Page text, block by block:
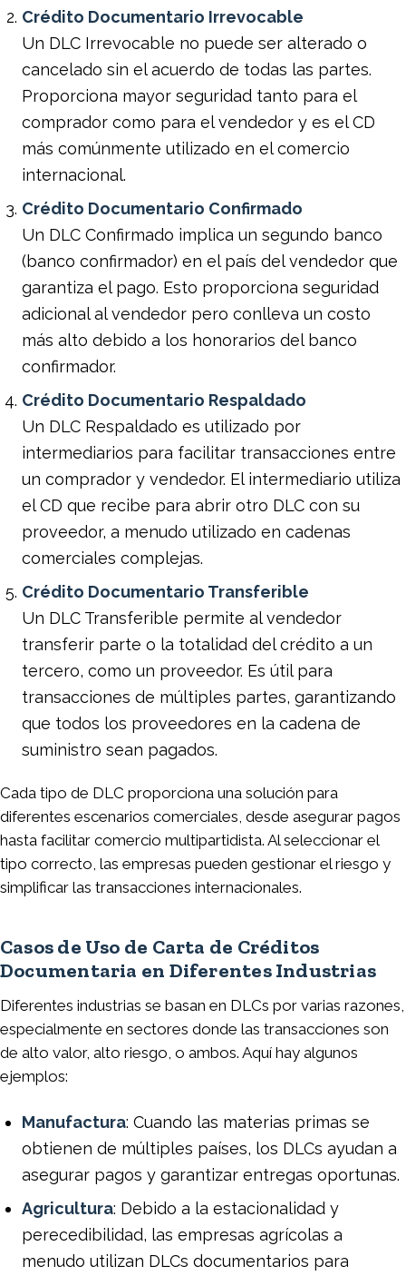
Crédito Documentario Irrevocable
Un DLC Irrevocable no puede ser alterado o
cancelado sin el acuerdo de todas las partes.
Proporciona mayor seguridad tanto para el
comprador como para el vendedor y es el CD
más comúnmente utilizado en el comercio
internacional.
Crédito Documentario Confirmado
Un DLC Confirmado implica un segundo banco
(banco confirmador) en el país del vendedor que
garantiza el pago. Esto proporciona seguridad
adicional al vendedor pero conlleva un costo
más alto debido a los honorarios del banco
confirmador.
Crédito Documentario Respaldado
Un DLC Respaldado es utilizado por
intermediarios para facilitar transacciones entre
un comprador y vendedor. El intermediario utiliza
el CD que recibe para abrir otro DLC con su
proveedor, a menudo utilizado en cadenas
comerciales complejas.
Crédito Documentario Transferible
Un DLC Transferible permite al vendedor
transferir parte o la totalidad del crédito a un
tercero, como un proveedor. Es útil para
transacciones de múltiples partes, garantizando
que todos los proveedores en la cadena de
suministro sean pagados.
Cada tipo de DLC proporciona una solución para
diferentes escenarios comerciales, desde asegurar pagos
hasta facilitar comercio multipartidista. Al seleccionar el
tipo correcto, las empresas pueden gestionar el riesgo y
simplificar las transacciones internacionales.
Casos de Uso de Carta de Créditos
Documentaria en Diferentes Industrias
Diferentes industrias se basan en DLCs por varias razones,
especialmente en sectores donde las transacciones son
de alto valor, alto riesgo, o ambos. Aquí hay algunos
ejemplos:
Manufactura: Cuando las materias primas se
obtienen de múltiples países, los DLCs ayudan a
asegurar pagos y garantizar entregas oportunas.
Agricultura: Debido a la estacionalidad y
perecedibilidad, las empresas agrícolas a
menudo utilizan DLCs documentarios para